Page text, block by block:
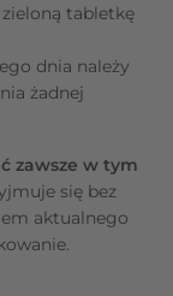
tabletkę
dnia należy
żadnej
zawsze w tym
się bez
aktualnego